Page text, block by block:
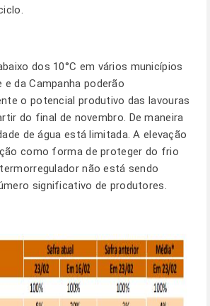
dos 10°C em vários municípios
da Campanha poderão
o potencial produtivo das lavouras
do final de novembro. De maneira
de água está limitada. A elevação
como forma de proteger do frio
não está sendo
significativo de produtores.